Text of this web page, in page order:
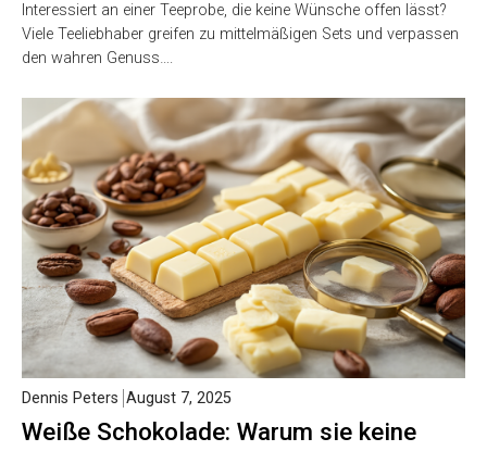
Interessiert an einer Teeprobe, die keine Wünsche offen lässt?
Viele Teeliebhaber greifen zu mittelmäßigen Sets und verpassen
den wahren Genuss….
Weiße Schokolade: Warum sie keine
Dennis Peters August 7, 2025